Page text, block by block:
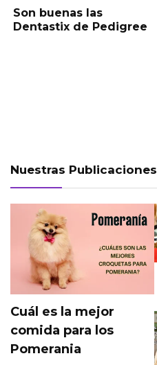
Son buenas las
Dentastix de Pedigree
Nuestras Publicaciones
Cuál es la mejor
comida para los
Pomerania